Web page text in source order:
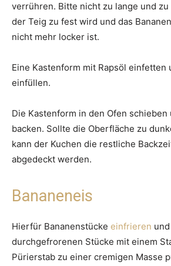
verrühren. Bitte nicht zu lange und
der Teig zu fest wird und das
nicht mehr locker ist.
Eine Kastenform mit Rapsöl einfetten
einfüllen.
Die Kastenform in den Ofen schieben
backen. Sollte die Oberfläche zu
kann der Kuchen die restliche
abgedeckt werden.
Bananeneis
Hierfür Bananenstücke einfrieren
durchgefrorenen Stücke mit einem
Pürierstab zu einer cremigen Masse